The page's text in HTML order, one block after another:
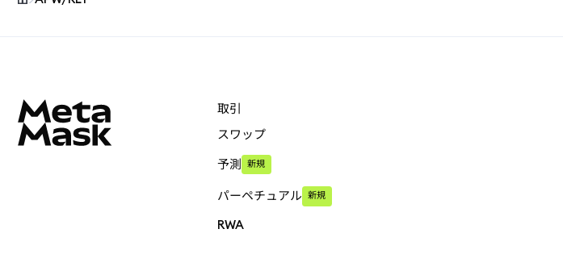
取引
スワップ
予測 新規
パーペチュアル 新規
RWA